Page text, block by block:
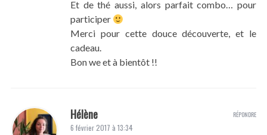
Et de thé aussi, alors parfait combo… pour
participer
Merci pour cette douce découverte, et le
cadeau.
Bon we et à bientôt !!
Hélène
6 février 2017 à 13:34
RÉPONDRE